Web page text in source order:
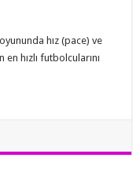
hız (pace) ve
hızlı futbolcularını